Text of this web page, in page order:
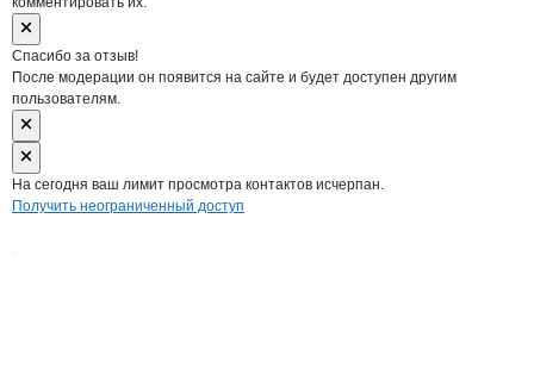
Спасибо за отзыв!
После модерации он появится на сайте и будет доступен другим
пользователям.
На сегодня ваш лимит просмотра контактов исчерпан.
Получить неограниченный доступ